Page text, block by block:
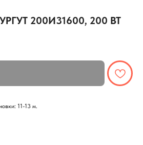
200И31600, 200 ВТ
11-13 м.